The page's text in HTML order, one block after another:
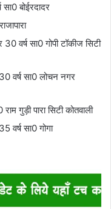
बोईरदादर
30 वर्ष सा0 गोपी टॉकीज सिटी
वर्ष सा0 लोचन नगर
गुड़ी पारा सिटी कोतवाली
वर्ष सा0 गोगा